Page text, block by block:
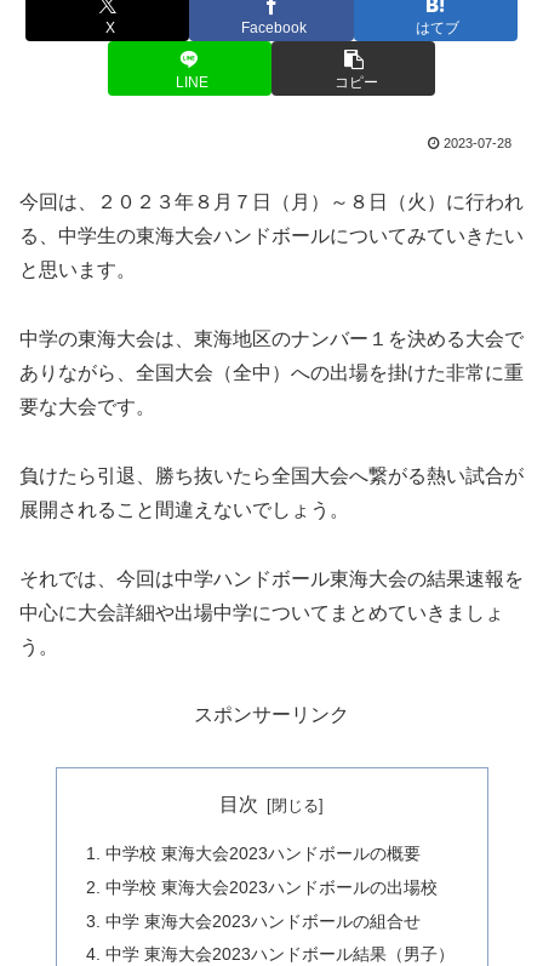
X Facebook はてブ
LINE コピー
2023-07-28
今回は、２０２３年８月７日（月）～８日（火）に行われ
る、中学生の東海大会ハンドボールについてみていきたい
と思います。
中学の東海大会は、東海地区のナンバー１を決める大会で
ありながら、全国大会（全中）への出場を掛けた非常に重
要な大会です。
負けたら引退、勝ち抜いたら全国大会へ繋がる熱い試合が
展開されること間違えないでしょう。
それでは、今回は中学ハンドボール東海大会の結果速報を
中心に大会詳細や出場中学についてまとめていきましょ
う。
スポンサーリンク
目次
中学校 東海大会2023ハンドボールの概要
中学校 東海大会2023ハンドボールの出場校
中学 東海大会2023ハンドボールの組合せ
中学 東海大会2023ハンドボール結果（男子）